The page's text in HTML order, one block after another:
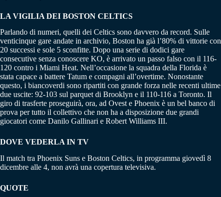
LA VIGILIA DEI BOSTON CELTICS
Parlando di numeri, quelli dei Celtics sono davvero da record. Sulle
venticinque gare andate in archivio, Boston ha già l’80% di vittorie con
20 successi e sole 5 sconfitte. Dopo una serie di dodici gare
consecutive senza conoscere KO, è arrivato un passo falso con il 116-
120 contro i Miami Heat. Nell’occasione la squadra della Florida è
stata capace a battere Tatum e compagni all’overtime. Nonostante
questo, i biancoverdi sono ripartiti con grande forza nelle recenti ultime
due uscite: 92-103 sul parquet di Brooklyn e il 110-116 a Toronto. Il
giro di trasferte proseguirà, ora, ad Ovest e Phoenix è un bel banco di
prova per tutto il collettivo che non ha a disposizione due grandi
giocatori come Danilo Gallinari e Robert Williams III.
DOVE VEDERLA IN TV
Il match tra Phoenix Suns e Boston Celtics, in programma giovedì 8
dicembre alle 4, non avrà una copertura televisiva.
QUOTE